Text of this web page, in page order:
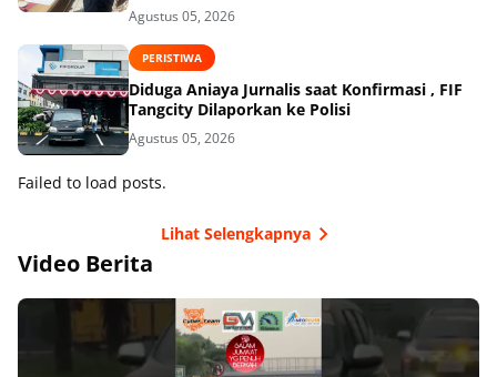
Agustus 05, 2026
PERISTIWA
Diduga Aniaya Jurnalis saat Konfirmasi , FIF
Tangcity Dilaporkan ke Polisi
Agustus 05, 2026
Failed to load posts.
Lihat Selengkapnya
Video Berita